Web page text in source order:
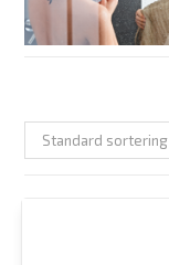
Standard sortering